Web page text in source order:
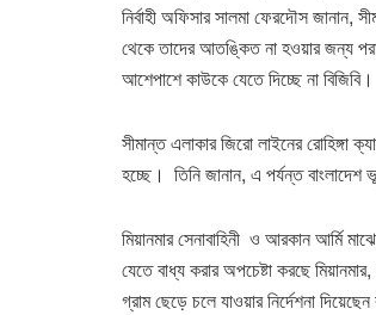
নির্বাহী অফিসার সালমা ফেরদৌস জানান,
থেকে তাদের আতঙ্কিত না হওয়ার জন্য
আশেপাশে কাউকে যেতে দিচ্ছে না বিজিবি।
সীমান্ত এলাকার জিরো লাইনের রোহিঙ্গা
হচ্ছে। তিনি জানান, এ পর্যন্ত বাংলাদেশ
মিয়ানমার সেনাবাহিনী ও আরকান আর্মি
যেতে বাধ্য করার অপচেষ্টা করছে
গ্রাম ছেড়ে চলে যাওয়ার নির্দেশনা